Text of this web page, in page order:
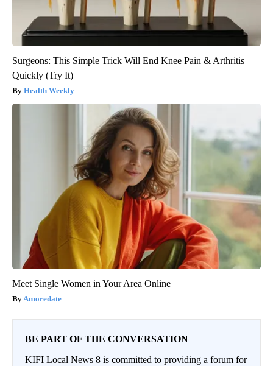
Surgeons: This Simple Trick Will End Knee Pain & Arthritis
Quickly (Try It)
Health Weekly
Meet Single Women in Your Area Online
Amoredate
BE PART OF THE CONVERSATION
KIFI Local News 8 is committed to providing a forum for